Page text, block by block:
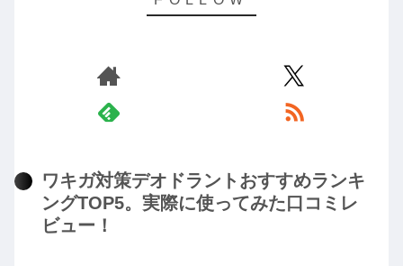
ワキガ対策デオドラントおすすめランキ
ングTOP5。実際に使ってみた口コミレ
ビュー！